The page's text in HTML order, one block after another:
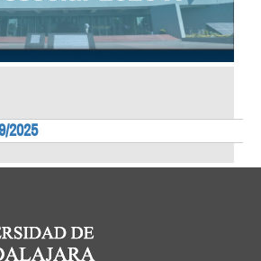
2025
del